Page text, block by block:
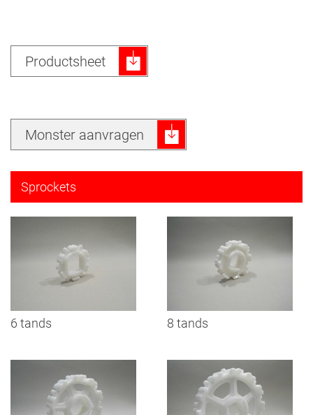
Productsheet
Monster aanvragen
Sprockets
6 tands 8 tands